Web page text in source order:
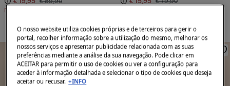
Desconto
+3 Cores
O nosso website utiliza cookies próprias e de terceiros para gerir o
portal, recolher informação sobre a utilização do mesmo, melhorar os
nossos serviços e apresentar publicidade relacionada com as suas
preferências mediante a análise da sua navegação. Pode clicar em
ACEITAR para permitir o uso de cookies ou ver a configuração para
aceder à informação detalhada e selecionar o tipo de cookies que deseja
aceitar ou recusar. +INFO